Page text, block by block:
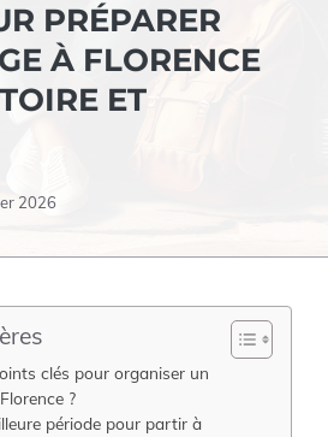
PRÉPARER
À FLORENCE
ET
2026
clés pour organiser un
?
période pour partir à